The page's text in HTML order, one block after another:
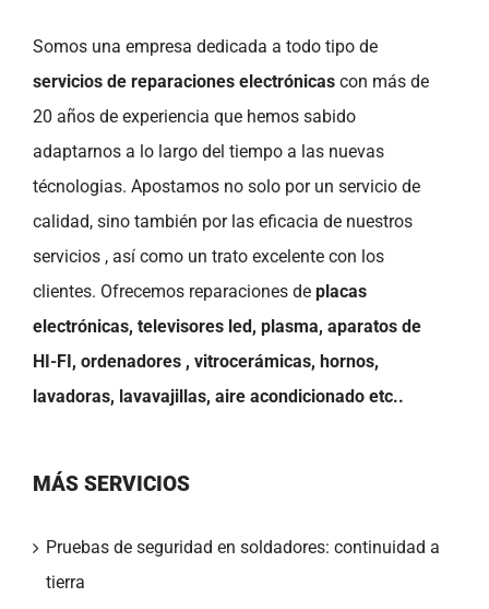
Somos una empresa dedicada a todo tipo de
servicios de reparaciones electrónicas con más de
20 años de experiencia que hemos sabido
adaptarnos a lo largo del tiempo a las nuevas
técnologias. Apostamos no solo por un servicio de
calidad, sino también por las eficacia de nuestros
servicios , así como un trato excelente con los
clientes. Ofrecemos reparaciones de placas
electrónicas, televisores led, plasma, aparatos de
HI-FI, ordenadores , vitrocerámicas, hornos,
lavadoras, lavavajillas, aire acondicionado etc..
MÁS SERVICIOS
Pruebas de seguridad en soldadores: continuidad a
tierra